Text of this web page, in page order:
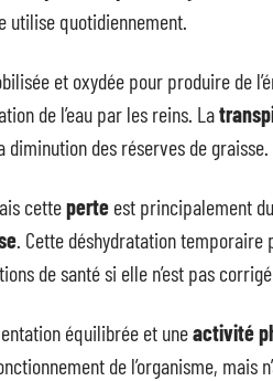
utilise quotidiennement.
et oxydée pour produire de
de l’eau par les reins. La
diminution des réserves de graisse.
cetteperte est principalement
. Cette déshydratation temporaire
de santé si elle n’est pas
équilibrée et uneactivité
de l’organisme, mais